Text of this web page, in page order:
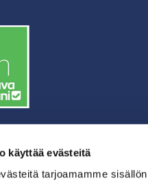
käyttää evästeitä
tarjoamamme